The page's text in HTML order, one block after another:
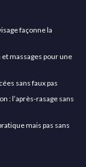
façonne la
massages pour une
sans faux pas
: l’après-rasage sans
mais pas sans